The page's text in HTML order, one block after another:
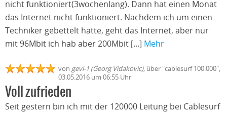
nicht funktioniert(3wochenlang). Dann hat einen Monat
das Internet nicht funktioniert. Nachdem ich um einen
Techniker gebettelt hatte, geht das Internet, aber nur
mit 96Mbit ich hab aber 200Mbit [...] Mehr
von gevi-1 (Georg Vidakovic), über "cablesurf 100.000",
03.05.2016 um 06:55 Uhr
Voll zufrieden
Seit gestern bin ich mit der 120000 Leitung bei Cablesurf